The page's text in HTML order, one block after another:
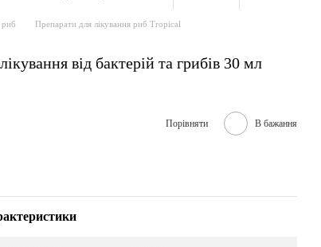
риб
Препарати для лікування риб Tropical
від бактерій та грибів 30 мл
Порівняти В бажання